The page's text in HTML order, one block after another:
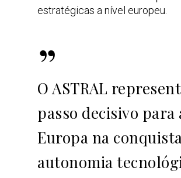
estratégicas a nível europeu.
”
O ASTRAL
passo decisivo para
Europa na
autonomia